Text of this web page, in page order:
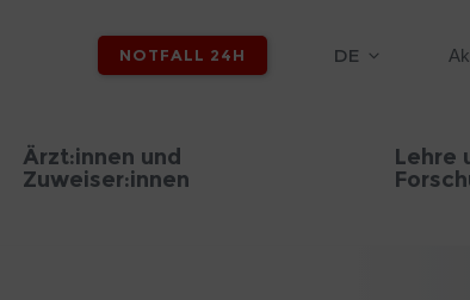
NOTFALL 24H DE
Ärzt:innen und
Zuweiser:innen
Lehre